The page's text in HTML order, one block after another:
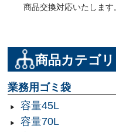
商品交換対応いたします
商品カテゴ
業務用ゴミ袋
容量45L
容量70L